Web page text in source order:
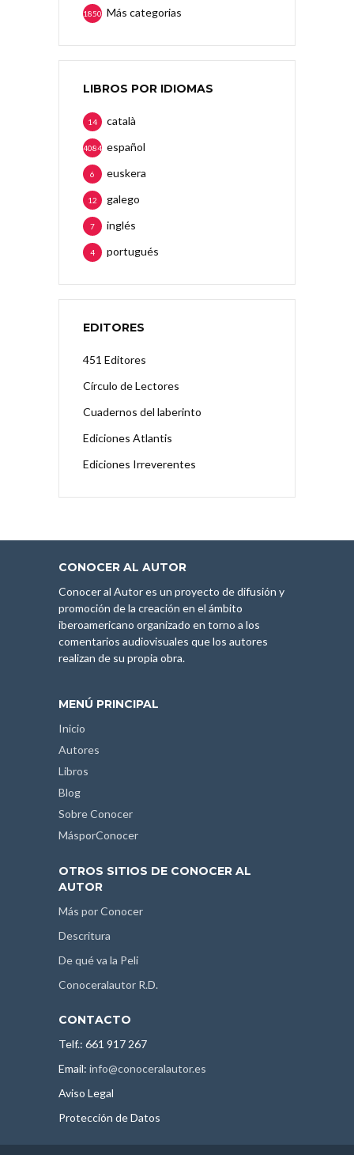
Más categorias
1850
LIBROS POR IDIOMAS
català
14
español
4084
euskera
6
galego
12
inglés
7
portugués
4
EDITORES
451 Editores
Círculo de Lectores
Cuadernos del laberinto
Ediciones Atlantis
Ediciones Irreverentes
CONOCER AL AUTOR
Conocer al Autor es un proyecto de difusión y
promoción de la creación en el ámbito
iberoamericano organizado en torno a los
comentarios audiovisuales que los autores
realizan de su propia obra.
MENÚ PRINCIPAL
Inicio
Autores
Libros
Blog
Sobre Conocer
MásporConocer
OTROS SITIOS DE CONOCER AL
AUTOR
Más por Conocer
Descritura
De qué va la Peli
Conoceralautor R.D.
CONTACTO
Telf.: 661 917 267
Email: info@conoceralautor.es
Aviso Legal
Protección de Datos